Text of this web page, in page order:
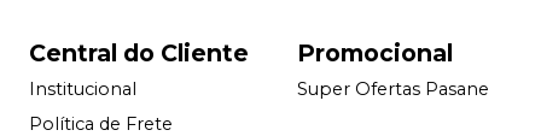
Central do Cliente
Institucional
Política de Frete
Promocional
Super Ofertas Pasane